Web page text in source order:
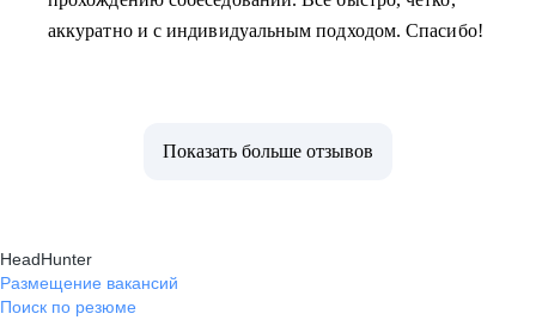
аккуратно и с индивидуальным подходом. Спасибо!
Показать больше отзывов
HeadHunter
Размещение вакансий
Поиск по резюме